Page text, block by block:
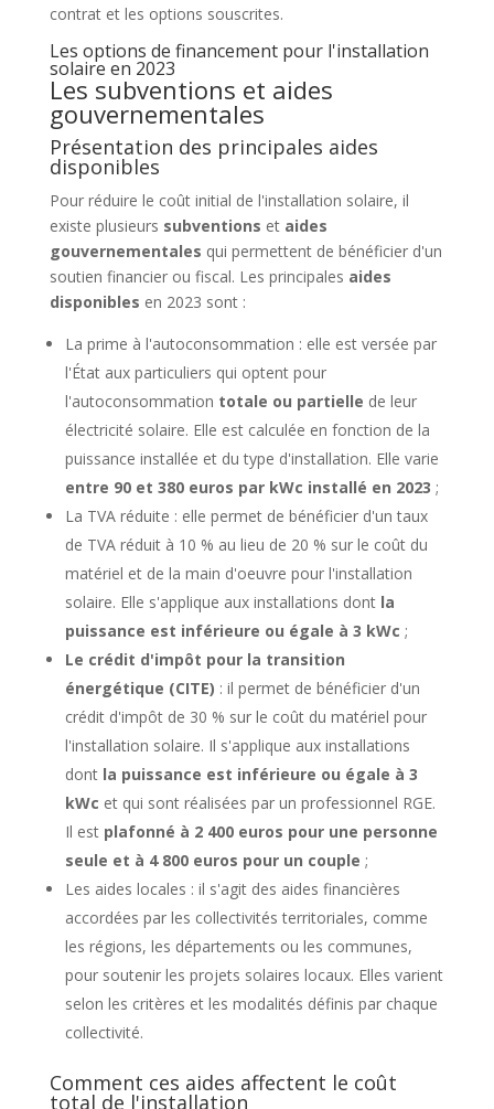
contrat et les options souscrites.
Les options de financement pour l'installation
solaire en 2023
Les subventions et aides
gouvernementales
Présentation des principales aides
disponibles
Pour réduire le coût initial de l'installation solaire, il
existe plusieurs subventions et aides
gouvernementales qui permettent de bénéficier d'un
soutien financier ou fiscal. Les principales aides
disponibles en 2023 sont :
La prime à l'autoconsommation : elle est versée par
l'État aux particuliers qui optent pour
l'autoconsommation totale ou partielle de leur
électricité solaire. Elle est calculée en fonction de la
puissance installée et du type d'installation. Elle varie
entre 90 et 380 euros par kWc installé en 2023 ;
La TVA réduite : elle permet de bénéficier d'un taux
de TVA réduit à 10 % au lieu de 20 % sur le coût du
matériel et de la main d'oeuvre pour l'installation
solaire. Elle s'applique aux installations dont la
puissance est inférieure ou égale à 3 kWc ;
Le crédit d'impôt pour la transition
énergétique (CITE) : il permet de bénéficier d'un
crédit d'impôt de 30 % sur le coût du matériel pour
l'installation solaire. Il s'applique aux installations
dont la puissance est inférieure ou égale à 3
kWc et qui sont réalisées par un professionnel RGE.
Il est plafonné à 2 400 euros pour une personne
seule et à 4 800 euros pour un couple ;
Les aides locales : il s'agit des aides financières
accordées par les collectivités territoriales, comme
les régions, les départements ou les communes,
pour soutenir les projets solaires locaux. Elles varient
selon les critères et les modalités définis par chaque
collectivité.
Comment ces aides affectent le coût
total de l'installation